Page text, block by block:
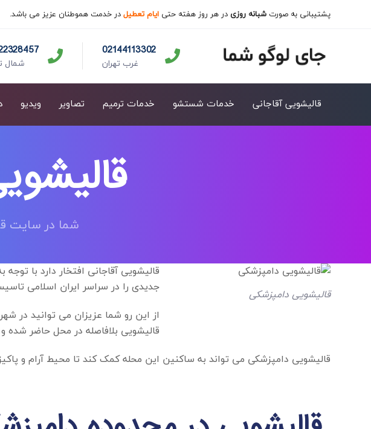
پشتیبانی به صورت شبانه روزی در هر روز هفته حتی ایام تعطیل در خدمت هموطنان عزیز می باشد.
02144113302
غرب تهران شمال
قالیشویی آقاجانی خدمات شستشو خدمات ترمیم تصاویر ویدیو
شما در سایت
قالیشویی دامپزشکی
قالیشویی آقاجانی افتخار دارد با
جدیدی را در سراسر ایران اسلامی
از این رو شما عزیزان می توانید در
قالیشویی بلافاصله در محل حاضر شده
قالیشویی دامپزشکی می تواند به ساکنین این محله کمک کند تا محیط آرام و